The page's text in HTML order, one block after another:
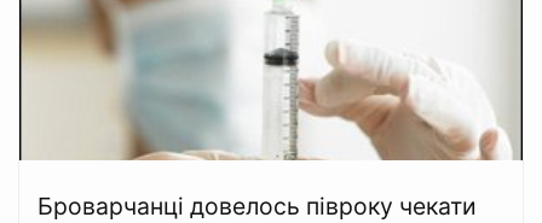
Броварчанці довелось півроку чекати